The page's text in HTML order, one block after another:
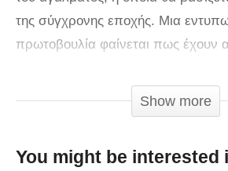
της σύγχρονης εποχής. Μια
πρωτοβουλία φαίνεται πως έχουν
την Ιταλία και το Ηνωμένο
επιθυμούν να ξαναχτίσουν το
αρχαιότητας. Ο λόγος για τους
Show more
You might be interested